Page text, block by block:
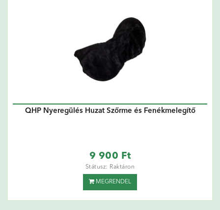
QHP Nyeregülés Huzat Szőrme és Fenékmelegítő
9 900 Ft
Státusz: Raktáron
MEGRENDEL